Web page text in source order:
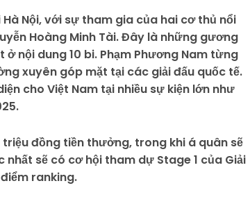
Nội, với sự tham gia của hai cơ thủ nổi
Hoàng Minh Tài. Đây là những gương
nội dung 10 bi. Phạm Phương Nam từng
xuyên góp mặt tại các giải đấu quốc tế.
cho Việt Nam tại nhiều sự kiện lớn như
đồng tiền thưởng, trong khi á quân sẽ
nhất sẽ có cơ hội tham dự Stage 1 của Giải
ranking.